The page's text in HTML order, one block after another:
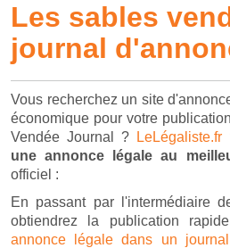
les sables vendée journal :
journal
Vous recherchez un site
économique pour votre
Vendée Journal ?
LeLégaliste.fr
une annonce légale au
officiel :
En passant par l'intermédiaire
obtiendrez la publication
annonce légale dans un journal